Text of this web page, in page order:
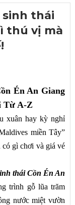
sinh thái
thú vị mà
Én An Giang
Từ A-Z
xuân hay kỳ nghỉ
miền Tây”
gì chơi và giá vé
thái Cồn Én An
trình gỗ lũa trăm
nước miệt vườn